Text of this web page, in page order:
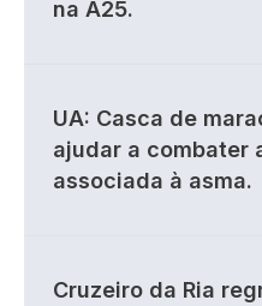
na A25.
UA: Casca de
ajudar a combater
associada à asma.
Cruzeiro da Ria